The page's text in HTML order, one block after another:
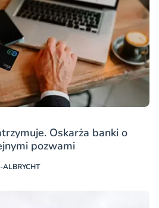
Oskarża banki o
pozwami
ALBRYCHT